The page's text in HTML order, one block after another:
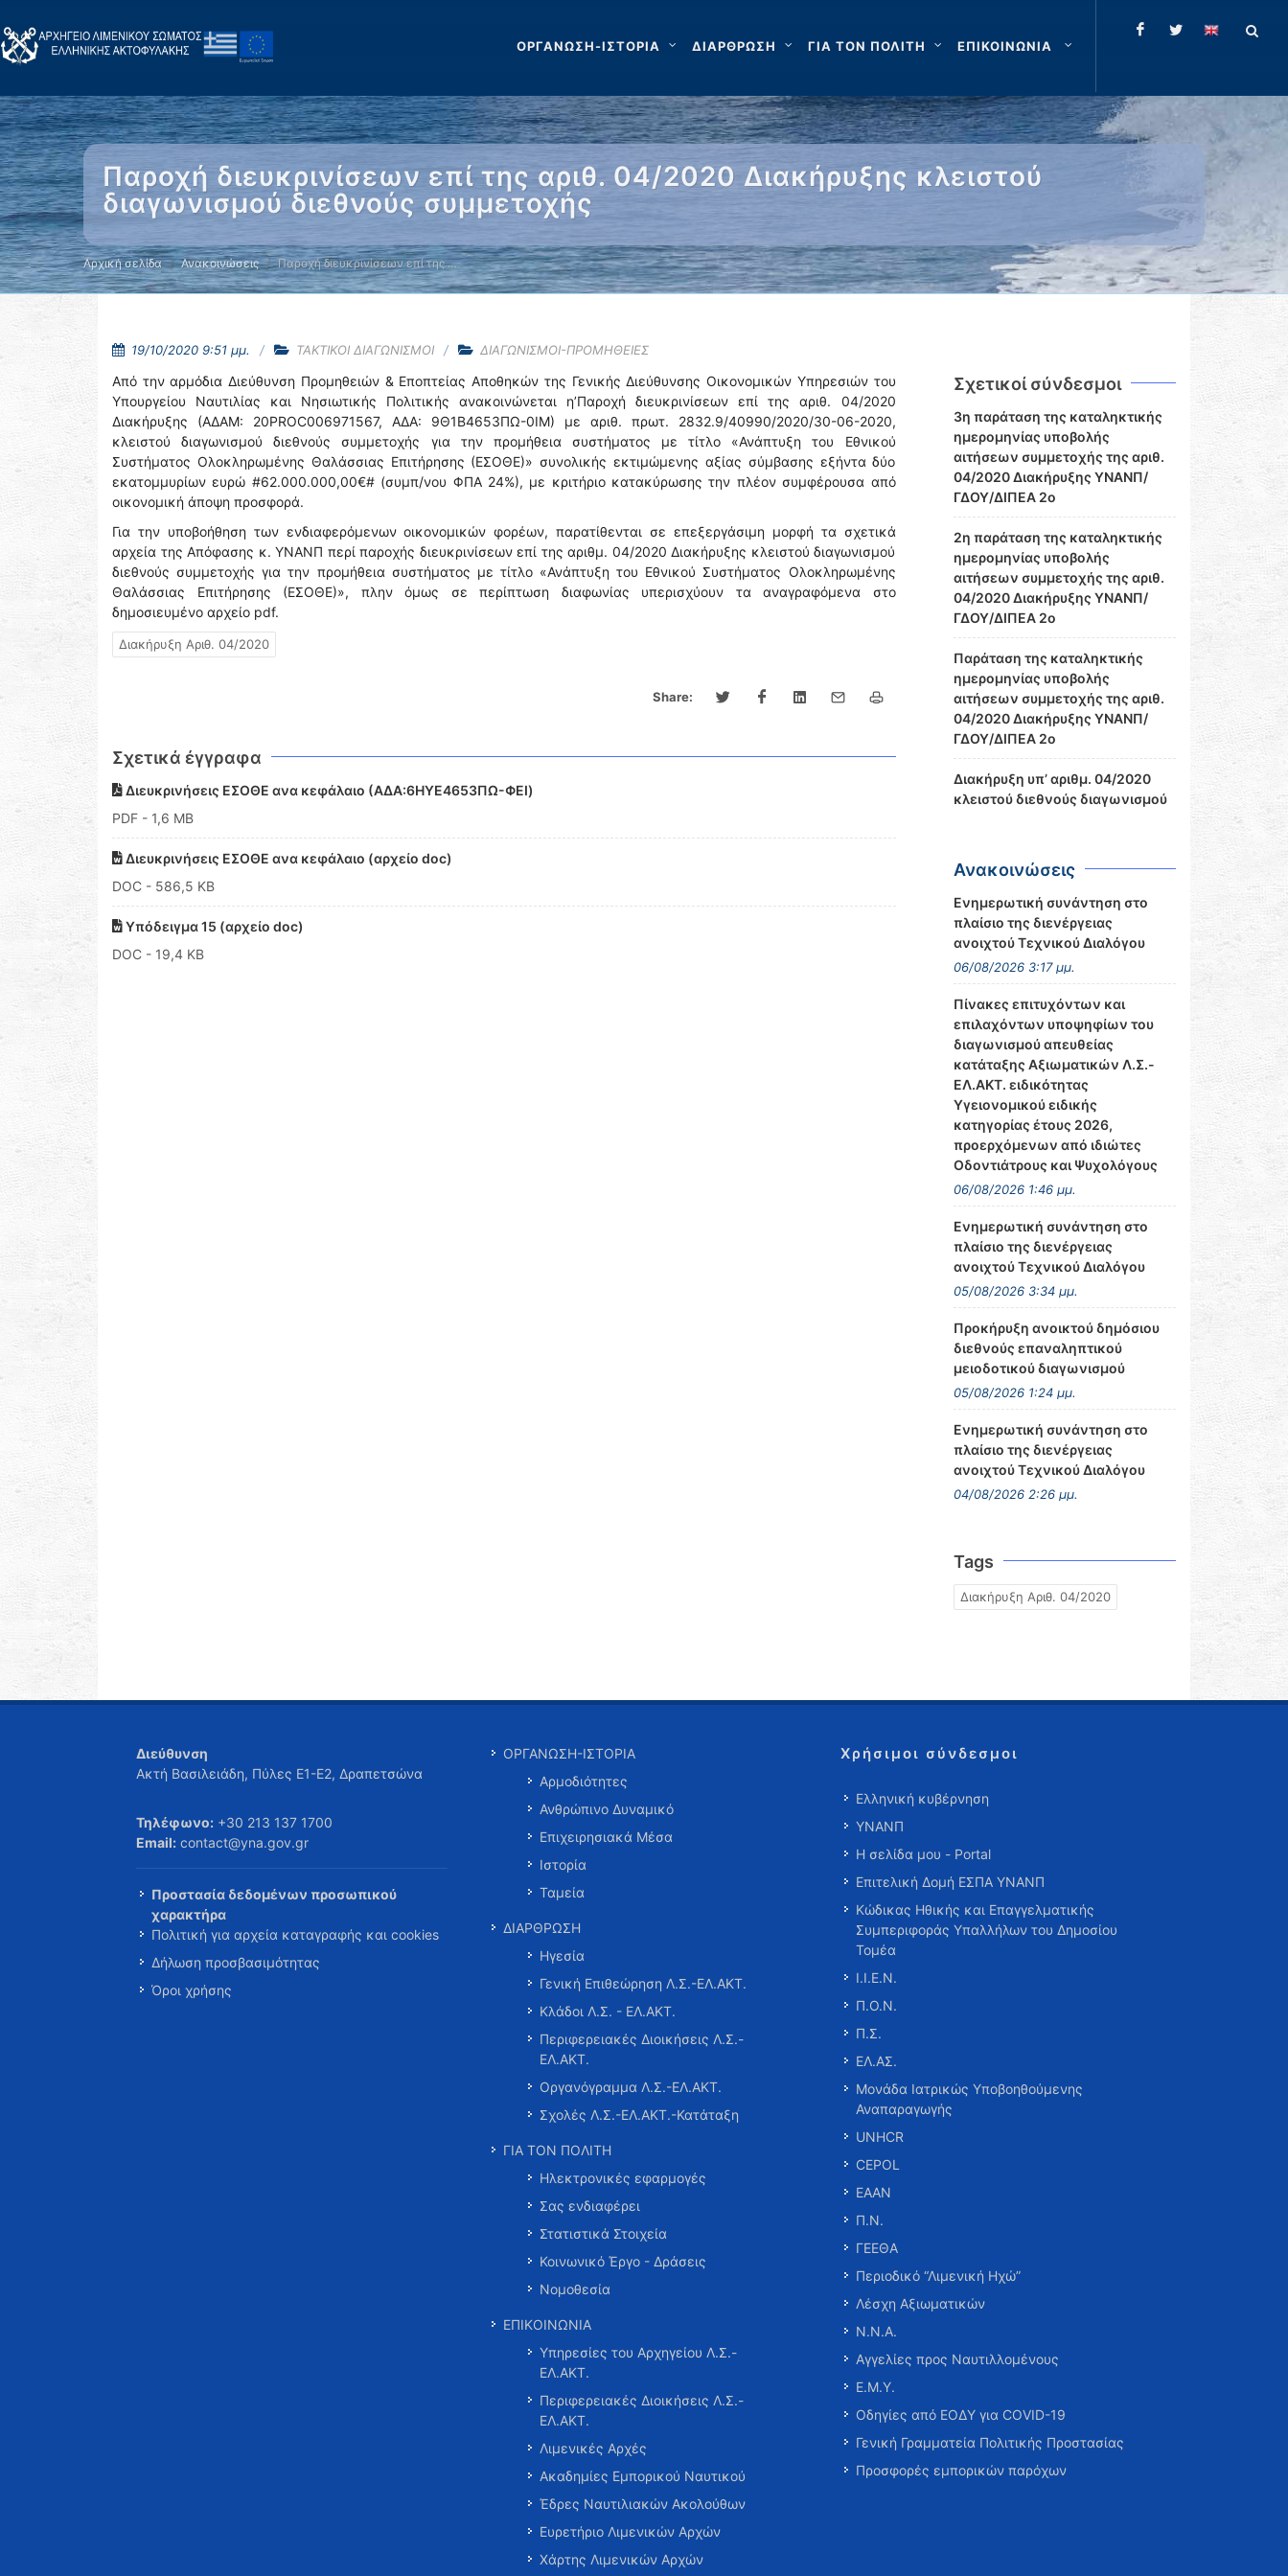
ΟΡΓΑΝΩΣΗ-ΙΣΤΟΡΙΑ ΔΙΑΡΘΡΩΣΗ ΓΙΑ ΤΟΝ ΠΟΛΙΤΗ ΕΠΙΚΟΙΝΩΝΙΑ
Παροχή διευκρινίσεων επί της αριθ. 04/2020 Διακήρυξης κλειστού
διαγωνισμού διεθνούς συμμετοχής
Αρχική σελίδα Ανακοινώσεις Παροχή διευκρινίσεων επί της …
19/10/2020 9:51 μμ. ΤΑΚΤΙΚΟΙ ΔΙΑΓΩΝΙΣΜΟΙ ΔΙΑΓΩΝΙΣΜΟΙ-ΠΡΟΜΗΘΕΙΕΣ
Από την αρμόδια Διεύθυνση Προμηθειών & Εποπτείας Αποθηκών της Γενικής Διεύθυνσης Οικονομικών Υπηρεσιών του
Υπουργείου Ναυτιλίας και Νησιωτικής Πολιτικής ανακοινώνεται η’Παροχή διευκρινίσεων επί της αριθ. 04/2020
Διακήρυξης (ΑΔΑΜ: 20PROC006971567, ΑΔΑ: 9Θ1Β4653ΠΩ-0ΙΜ) με αριθ. πρωτ. 2832.9/40990/2020/30-06-2020,
κλειστού διαγωνισμού διεθνούς συμμετοχής για την προμήθεια συστήματος με τίτλο «Ανάπτυξη του Εθνικού
Συστήματος Ολοκληρωμένης Θαλάσσιας Επιτήρησης (ΕΣΟΘΕ)» συνολικής εκτιμώμενης αξίας σύμβασης εξήντα δύο
εκατομμυρίων ευρώ #62.000.000,00€# (συμπ/νου ΦΠΑ 24%), με κριτήριο κατακύρωσης την πλέον συμφέρουσα από
οικονομική άποψη προσφορά.
Για την υποβοήθηση των ενδιαφερόμενων οικονομικών φορέων, παρατίθενται σε επεξεργάσιμη μορφή τα σχετικά
αρχεία της Απόφασης κ. ΥΝΑΝΠ περί παροχής διευκρινίσεων επί της αριθμ. 04/2020 Διακήρυξης κλειστού διαγωνισμού
διεθνούς συμμετοχής για την προμήθεια συστήματος με τίτλο «Ανάπτυξη του Εθνικού Συστήματος Ολοκληρωμένης
Θαλάσσιας Επιτήρησης (ΕΣΟΘΕ)», πλην όμως σε περίπτωση διαφωνίας υπερισχύουν τα αναγραφόμενα στο
δημοσιευμένο αρχείο pdf.
Διακήρυξη Αριθ. 04/2020
Share:
Σχετικά έγγραφα
Διευκρινήσεις ΕΣΟΘΕ ανα κεφάλαιο (ΑΔΑ:6ΗΥΕ4653ΠΩ-ΦΕΙ)
PDF - 1,6 MB
Διευκρινήσεις ΕΣΟΘΕ ανα κεφάλαιο (αρχείο doc)
DOC - 586,5 KB
Υπόδειγμα 15 (αρχείο doc)
DOC - 19,4 KB
Σχετικοί σύνδεσμοι
3η παράταση της καταληκτικής
ημερομηνίας υποβολής
αιτήσεων συμμετοχής της αριθ.
04/2020 Διακήρυξης ΥΝΑΝΠ/
ΓΔΟΥ/ΔΙΠΕΑ 2ο
2η παράταση της καταληκτικής
ημερομηνίας υποβολής
αιτήσεων συμμετοχής της αριθ.
04/2020 Διακήρυξης ΥΝΑΝΠ/
ΓΔΟΥ/ΔΙΠΕΑ 2ο
Παράταση της καταληκτικής
ημερομηνίας υποβολής
αιτήσεων συμμετοχής της αριθ.
04/2020 Διακήρυξης ΥΝΑΝΠ/
ΓΔΟΥ/ΔΙΠΕΑ 2ο
Διακήρυξη υπ’ αριθμ. 04/2020
κλειστού διεθνούς διαγωνισμού
Ανακοινώσεις
Ενημερωτική συνάντηση στο
πλαίσιο της διενέργειας
ανοιχτού Τεχνικού Διαλόγου
06/08/2026 3:17 μμ.
Πίνακες επιτυχόντων και
επιλαχόντων υποψηφίων του
διαγωνισμού απευθείας
κατάταξης Αξιωματικών Λ.Σ.-
ΕΛ.ΑΚΤ. ειδικότητας
Υγειονομικού ειδικής
κατηγορίας έτους 2026,
προερχόμενων από ιδιώτες
Οδοντιάτρους και Ψυχολόγους
06/08/2026 1:46 μμ.
Ενημερωτική συνάντηση στο
πλαίσιο της διενέργειας
ανοιχτού Τεχνικού Διαλόγου
05/08/2026 3:34 μμ.
Προκήρυξη ανοικτού δημόσιου
διεθνούς επαναληπτικού
μειοδοτικού διαγωνισμού
05/08/2026 1:24 μμ.
Ενημερωτική συνάντηση στο
πλαίσιο της διενέργειας
ανοιχτού Τεχνικού Διαλόγου
04/08/2026 2:26 μμ.
Tags
Διακήρυξη Αριθ. 04/2020
Διεύθυνση
Ακτή Βασιλειάδη, Πύλες Ε1-Ε2, Δραπετσώνα
Τηλέφωνο: +30 213 137 1700
Email: contact@yna.gov.gr
Προστασία δεδομένων προσωπικού
χαρακτήρα
Πολιτική για αρχεία καταγραφής και cookies
Δήλωση προσβασιμότητας
Όροι χρήσης
ΟΡΓΑΝΩΣΗ-ΙΣΤΟΡΙΑ
Αρμοδιότητες
Ανθρώπινο Δυναμικό
Επιχειρησιακά Μέσα
Ιστορία
Ταμεία
ΔΙΑΡΘΡΩΣΗ
Ηγεσία
Γενική Επιθεώρηση Λ.Σ.-ΕΛ.ΑΚΤ.
Κλάδοι Λ.Σ. - ΕΛ.ΑΚΤ.
Περιφερειακές Διοικήσεις Λ.Σ.-
ΕΛ.ΑΚΤ.
Οργανόγραμμα Λ.Σ.-ΕΛ.ΑΚΤ.
Σχολές Λ.Σ.-ΕΛ.ΑΚΤ.-Κατάταξη
ΓΙΑ ΤΟΝ ΠΟΛΙΤΗ
Ηλεκτρονικές εφαρμογές
Σας ενδιαφέρει
Στατιστικά Στοιχεία
Κοινωνικό Έργο - Δράσεις
Νομοθεσία
ΕΠΙΚΟΙΝΩΝΙΑ
Υπηρεσίες του Αρχηγείου Λ.Σ.-
ΕΛ.ΑΚΤ.
Περιφερειακές Διοικήσεις Λ.Σ.-
ΕΛ.ΑΚΤ.
Λιμενικές Αρχές
Ακαδημίες Εμπορικού Ναυτικού
Έδρες Ναυτιλιακών Ακολούθων
Ευρετήριο Λιμενικών Αρχών
Χάρτης Λιμενικών Αρχών
Χρήσιμοι σύνδεσμοι
Ελληνική κυβέρνηση
ΥΝΑΝΠ
Η σελίδα μου - Portal
Επιτελική Δομή ΕΣΠΑ ΥΝΑΝΠ
Κώδικας Ηθικής και Επαγγελματικής
Συμπεριφοράς Υπαλλήλων του Δημοσίου
Τομέα
Ι.Ι.Ε.Ν.
Π.Ο.Ν.
Π.Σ.
ΕΛ.ΑΣ.
Μονάδα Ιατρικώς Υποβοηθούμενης
Αναπαραγωγής
UNHCR
CEPOL
ΕΑΑΝ
Π.Ν.
ΓΕΕΘΑ
Περιοδικό “Λιμενική Ηχώ”
Λέσχη Αξιωματικών
Ν.Ν.Α.
Αγγελίες προς Ναυτιλλομένους
Ε.Μ.Υ.
Οδηγίες από ΕΟΔΥ για COVID-19
Γενική Γραμματεία Πολιτικής Προστασίας
Προσφορές εμπορικών παρόχων